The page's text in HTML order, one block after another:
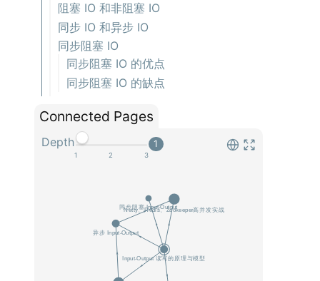
Connected Pages
Depth 1
阻塞 IO 和非阻塞 IO
同步 IO 和异步 IO
同步阻塞 IO
同步阻塞 IO 的优点
同步阻塞 IO 的缺点
同步非阻塞 IO 的优点
同步非阻塞 IO 的缺点
IO 多路复用
IO 多路复用的优点
IO 多路复用的缺点
异步 IO